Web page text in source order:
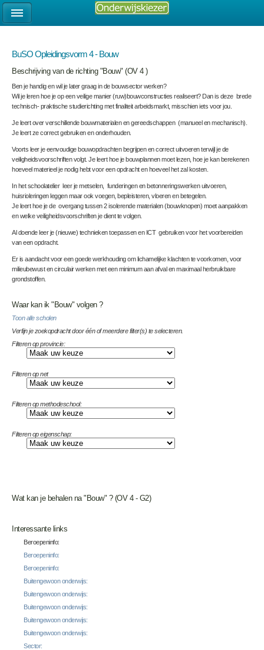
BuSO Opleidingsvorm 4 - Bouw
Beschrijving van de richting "Bouw" (OV 4 )
Ben je handig en wil je later graag in de bouwsector werken?
Wil je leren hoe je op een veilige manier (ruw)bouwconstructies realiseert? Dan is deze brede
technisch- praktische studierichting met finaliteit arbeidsmarkt, misschien iets voor jou.
Je leert over verschillende bouwmaterialen en gereedschappen (manueel en mechanisch).
Je leert ze correct gebruiken en onderhouden.
Voorts leer je eenvoudige bouwopdrachten begrijpen en correct uitvoeren terwijl je de
veiligheidsvoorschriften volgt. Je leert hoe je bouwplannen moet lezen, hoe je kan berekenen
hoeveel materieel je nodig hebt voor een opdracht en hoeveel het zal kosten.
In het schoolatelier leer je metselen, funderingen en betonneringswerken uitvoeren,
huisrioleringen leggen maar ook voegen, bepleisteren, vloeren en betegelen.
Je leert hoe je de overgang tussen 2 isolerende materialen (bouwknopen) moet aanpakken
en welke veiligheidsvoorschriften je dient te volgen.
Al doende leer je (nieuwe) technieken toepassen en ICT gebruiken voor het voorbereiden
van een opdracht.
Er is aandacht voor een goede werkhouding om lichamelijke klachten te voorkomen, voor
milieubewust en circulair werken met een minimum aan afval en maximaal herbruikbare
grondstoffen.
Waar kan ik "Bouw" volgen ?
Toon alle scholen
Verfijn je zoekopdracht door één of meerdere filter(s) te selecteren.
Filteren op provincie:
Filteren op net
Filteren op methodeschool:
Filteren op eigenschap:
Wat kan je behalen na "Bouw" ? (OV 4 - G2)
Interessante links
Beroepeninfo:
Beroepeninfo:
Beroepeninfo:
Buitengewoon onderwijs:
Buitengewoon onderwijs:
Buitengewoon onderwijs:
Buitengewoon onderwijs:
Buitengewoon onderwijs:
Sector: